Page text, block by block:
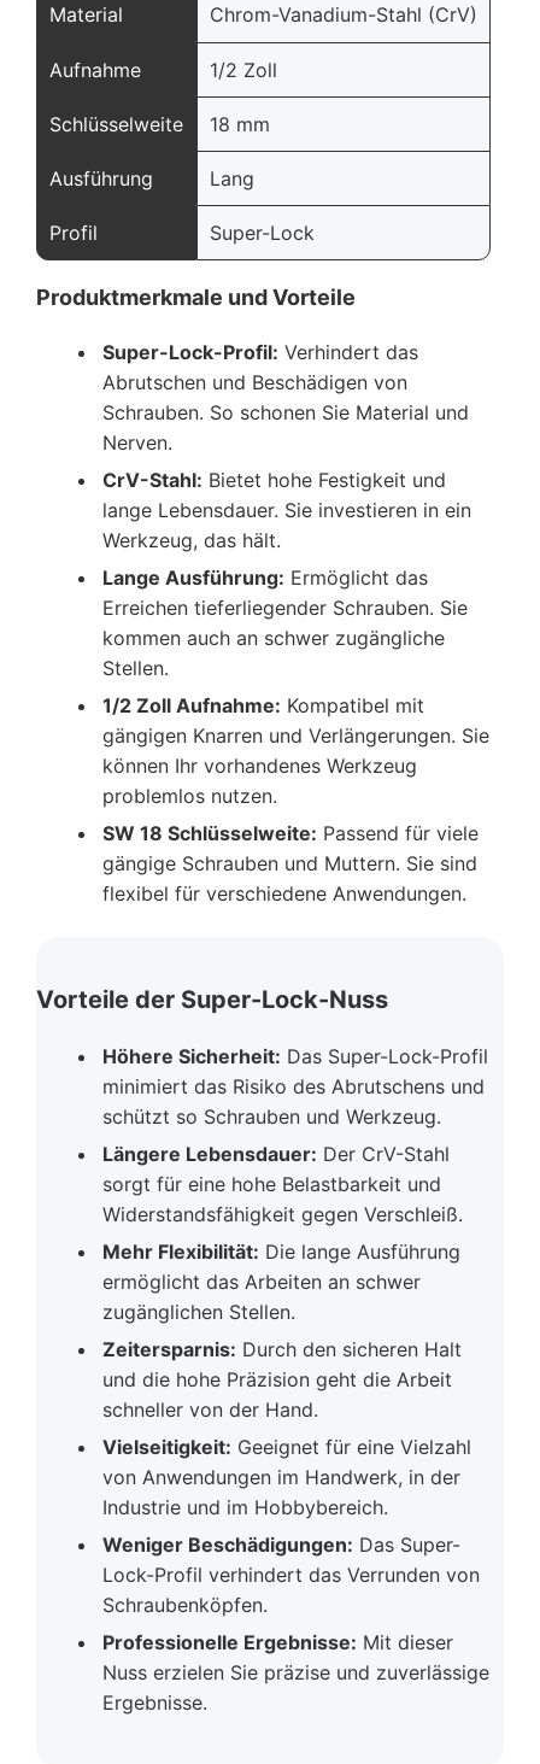
Material Chrom-Vanadium-Stahl (CrV)
Aufnahme 1/2 Zoll
Schlüsselweite 18 mm
Ausführung Lang
Profil Super-Lock
Produktmerkmale und Vorteile
Super-Lock-Profil: Verhindert das
Abrutschen und Beschädigen von
Schrauben. So schonen Sie Material und
Nerven.
CrV-Stahl: Bietet hohe Festigkeit und
lange Lebensdauer. Sie investieren in ein
Werkzeug, das hält.
Lange Ausführung: Ermöglicht das
Erreichen tieferliegender Schrauben. Sie
kommen auch an schwer zugängliche
Stellen.
1/2 Zoll Aufnahme: Kompatibel mit
gängigen Knarren und Verlängerungen. Sie
können Ihr vorhandenes Werkzeug
problemlos nutzen.
SW 18 Schlüsselweite: Passend für viele
gängige Schrauben und Muttern. Sie sind
flexibel für verschiedene Anwendungen.
Vorteile der Super-Lock-Nuss
Höhere Sicherheit: Das Super-Lock-Profil
minimiert das Risiko des Abrutschens und
schützt so Schrauben und Werkzeug.
Längere Lebensdauer: Der CrV-Stahl
sorgt für eine hohe Belastbarkeit und
Widerstandsfähigkeit gegen Verschleiß.
Mehr Flexibilität: Die lange Ausführung
ermöglicht das Arbeiten an schwer
zugänglichen Stellen.
Zeitersparnis: Durch den sicheren Halt
und die hohe Präzision geht die Arbeit
schneller von der Hand.
Vielseitigkeit: Geeignet für eine Vielzahl
von Anwendungen im Handwerk, in der
Industrie und im Hobbybereich.
Weniger Beschädigungen: Das Super-
Lock-Profil verhindert das Verrunden von
Schraubenköpfen.
Professionelle Ergebnisse: Mit dieser
Nuss erzielen Sie präzise und zuverlässige
Ergebnisse.